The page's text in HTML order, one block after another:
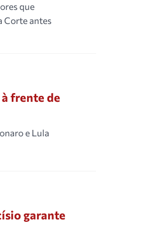
que
Corte antes
frente de
e Lula
garante